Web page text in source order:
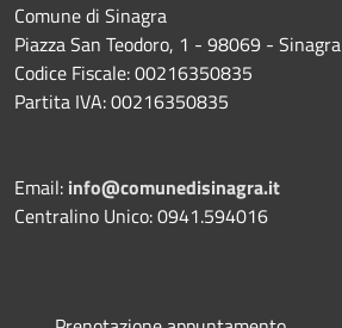
Comune di Sinagra
Piazza San Teodoro, 1 - 98069 - Sinagra
Codice Fiscale: 00216350835
Partita IVA: 00216350835
Email: info@comunedisinagra.it
Centralino Unico: 0941.594016